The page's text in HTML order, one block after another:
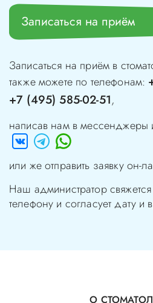
Записаться на приём
Записаться на приём в
также можете по телефонам:
+7 (495) 585-02-51,
написав нам в мессенджеры
или же отправить заявку он-
Наш администратор
телефону и согласует дату и
О